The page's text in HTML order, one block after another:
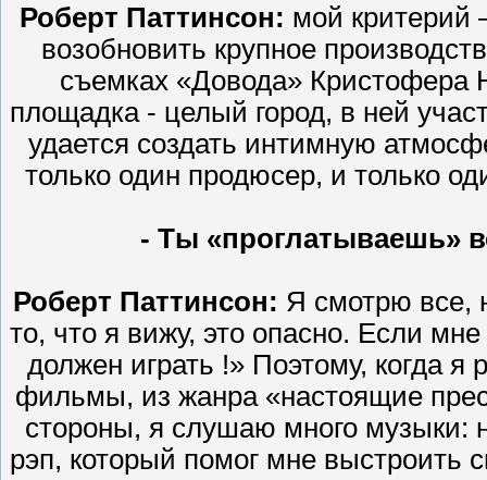
Роберт Паттинсон: мой критерий
возобновить крупное
съемках «Довода» Кристофера
площадка - целый город, в ней
удается создать интимную
только один продюсер, и только
- Ты «проглатываешь»
Роберт Паттинсон: Я смотрю все,
то, что я вижу, это опасно. Если
должен играть !» Поэтому, когда
фильмы, из жанра «настоящие
стороны, я слушаю много музыки:
рэп, который помог мне выстроить